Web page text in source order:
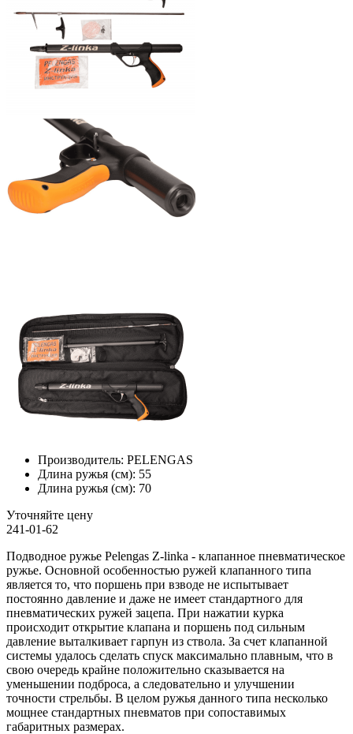
Производитель: PELENGAS
Длина ружья (см): 55
Длина ружья (см): 70
Уточняйте цену
241-01-62
Подводное ружье Pelengas Z-linka - клапанное пневматическое
ружье. Основной особенностью ружей клапанного типа
является то, что поршень при взводе не испытывает
постоянно давление и даже не имеет стандартного для
пневматических ружей зацепа. При нажатии курка
происходит открытие клапана и поршень под сильным
давление выталкивает гарпун из ствола. За счет клапанной
системы удалось сделать спуск максимально плавным, что в
свою очередь крайне положительно сказывается на
уменьшении подброса, а следовательно и улучшении
точности стрельбы. В целом ружья данного типа несколько
мощнее стандартных пневматов при сопоставимых
габаритных размерах.